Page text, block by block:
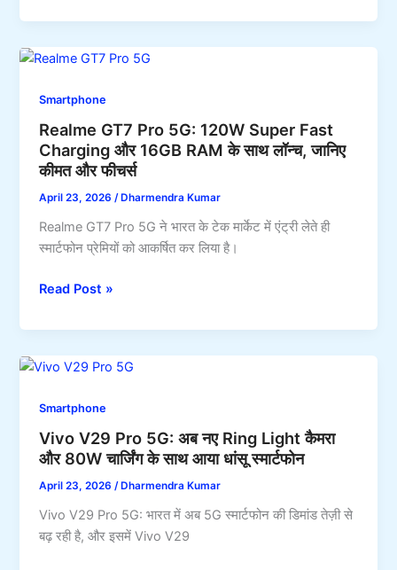
हर
को
खास
चुपचाप
कर
दी
वर्जन
को
New
रूप
में
39
km/l
जबरदस्त
साथ
लाख
खरीदें
Smartphone
Realme GT7 Pro 5G: 120W Super Fast
Charging और 16GB RAM के साथ लॉन्च, जानिए
कीमत और फीचर्स
April 23, 2026/ Dharmendra Kumar
Realme GT7 Pro 5G ने भारत के टेक मार्केट में एंट्री लेते ही
स्मार्टफोन प्रेमियों को आकर्षित कर लिया है।
Realme
Pro
5G:
120W
Fast
Charging
और
16GB
के
साथ
Read Post »
Smartphone
Vivo V29 Pro 5G: अब नए Ring Light कैमरा
और 80W चार्जिंग के साथ आया धांसू स्मार्टफोन
April 23, 2026/ Dharmendra Kumar
Vivo V29 Pro 5G: भारत में अब 5G स्मार्टफोन की डिमांड तेज़ी से
बढ़ रही है, और इसमें Vivo V29